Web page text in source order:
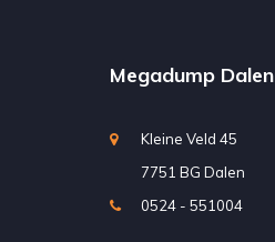
Megadump Dalen
Kleine Veld 45
7751 BG Dalen
0524 - 551004